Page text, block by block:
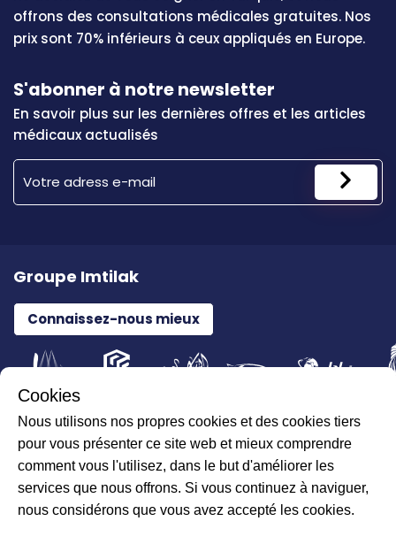
offrons des consultations médicales gratuites. Nos
prix sont 70% inférieurs à ceux appliqués en Europe.
S'abonner à notre newsletter
En savoir plus sur les dernières offres et les articles
médicaux actualisés
Groupe Imtilak
Connaissez-nous mieux
Tous droits réservés pour ILAJAK Medical © 2026
Cookies
Nous utilisons nos propres cookies et des cookies tiers
pour vous présenter ce site web et mieux comprendre
comment vous l'utilisez, dans le but d'améliorer les
services que nous offrons. Si vous continuez à naviguer,
nous considérons que vous avez accepté les cookies.